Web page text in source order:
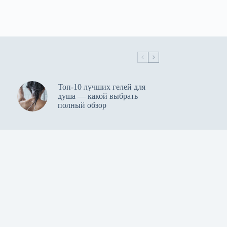
Топ-10 лучших гелей для
душа — какой выбрать
полный обзор